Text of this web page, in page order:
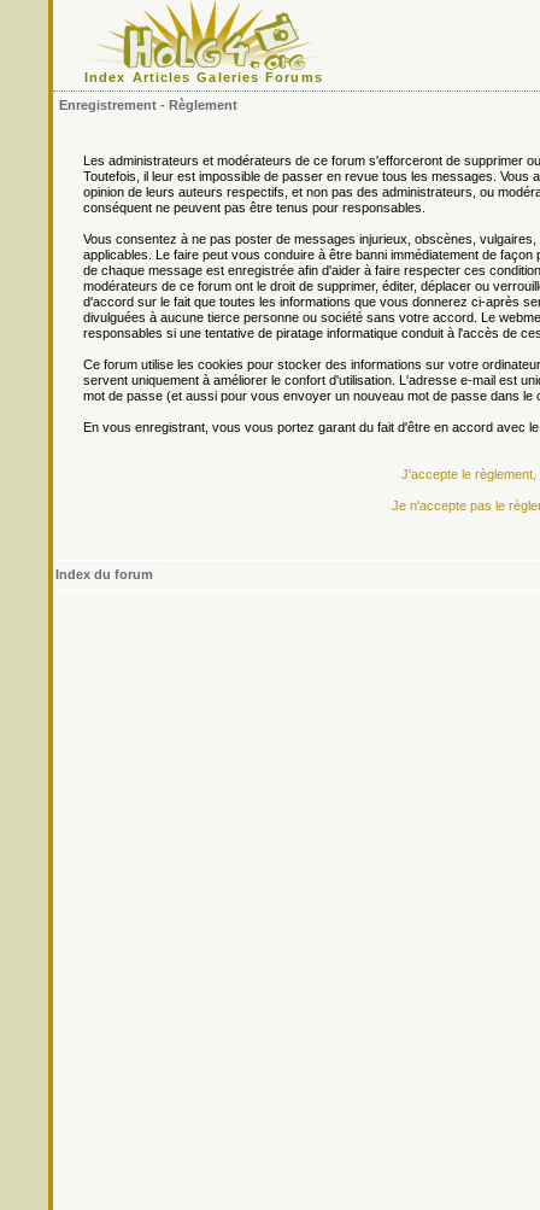
Index Articles Galeries Forums
Enregistrement - Règlement
Les administrateurs et modérateurs de ce forum s'efforceront de supprimer
Toutefois, il leur est impossible de passer en revue tous les messages.
opinion de leurs auteurs respectifs, et non pas des administrateurs, ou
conséquent ne peuvent pas être tenus pour responsables.
Vous consentez à ne pas poster de messages injurieux, obscènes,
applicables. Le faire peut vous conduire à être banni immédiatement de
de chaque message est enregistrée afin d'aider à faire respecter ces
modérateurs de ce forum ont le droit de supprimer, éditer, déplacer ou
d'accord sur le fait que toutes les informations que vous donnerez ci-après
divulguées à aucune tierce personne ou société sans votre accord. Le
responsables si une tentative de piratage informatique conduit à l'accès de
Ce forum utilise les cookies pour stocker des informations sur votre
servent uniquement à améliorer le confort d'utilisation. L'adresse e-mail est
mot de passe (et aussi pour vous envoyer un nouveau mot de passe dans le
En vous enregistrant, vous vous portez garant du fait d'être en accord avec
J'accepte le
Je n'accepte pas le
Index du forum